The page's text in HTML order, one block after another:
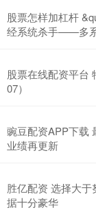
股票怎样加杠杆
经系统杀手——多
股票在线配资平台
07）
豌豆配资APP下载
业绩再更新
胜亿配资 选择大
据十分豪华